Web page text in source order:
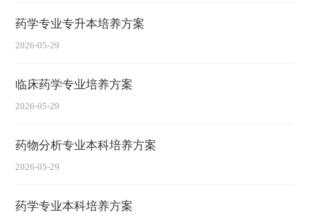
药学专业专升本培养方案
2026-05-29
临床药学专业培养方案
2026-05-29
药物分析专业本科培养方案
2026-05-29
药学专业本科培养方案